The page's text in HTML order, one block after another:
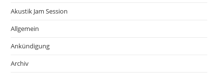
Akustik Jam Session
Allgemein
Ankündigung
Archiv